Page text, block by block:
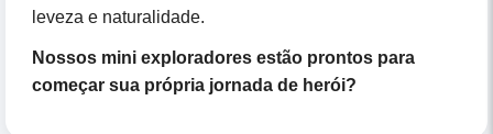
leveza e naturalidade.
Nossos mini exploradores estão prontos para
começar sua própria jornada de herói?